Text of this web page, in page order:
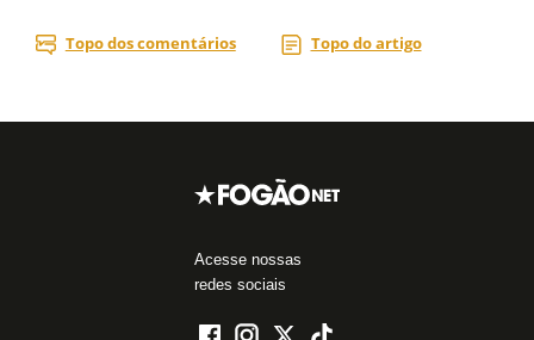
Acesse nossas
redes sociais